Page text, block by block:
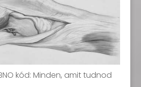
kód: Minden, amit tudnod